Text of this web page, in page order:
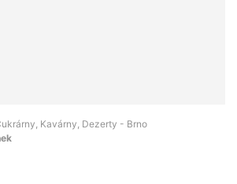
Kavárny, Dezerty - Brno